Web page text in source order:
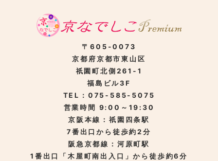
〒605-0073
京都府京都市東山区
祇園町北側261-1
福島ビル3F
TEL：075-585-5075
営業時間 9:00～19:30
京阪本線：祇園四条駅
7番出口から徒歩約2分
阪急京都線：河原町駅
1番出口「木屋町南出入口」から徒歩約6分